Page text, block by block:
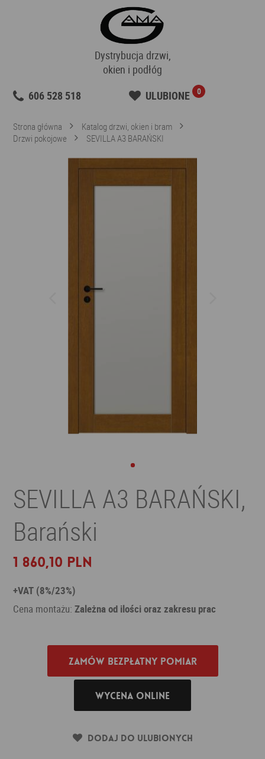
Dystrybucja drzwi,
okien i podłóg
606 528 518
ULUBIONE 0
Strona główna
Katalog drzwi, okien i bram
Drzwi pokojowe
SEVILLA A3 BARAŃSKI
SEVILLA A3 BARAŃSKI,
Barański
1 860,10 PLN
+VAT (8%/23%)
Cena montażu:Zależna od ilości oraz zakresu prac
Zamów bezpłatny pomiar
Wycena online
Dodaj do ulubionych